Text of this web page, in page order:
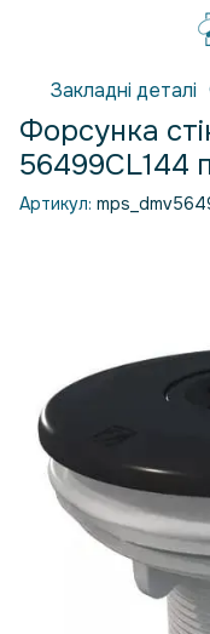
Закладні деталі
Форсунка
56499CL144
Артикул: